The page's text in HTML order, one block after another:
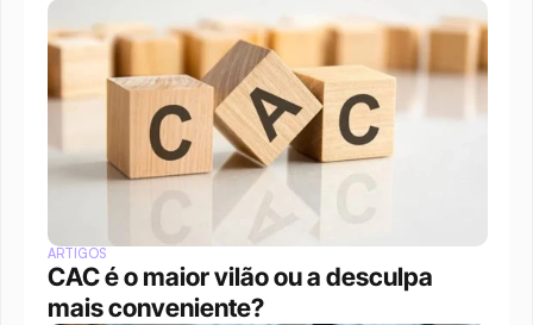
ARTIGOS
CAC é o maior vilão ou a desculpa
mais conveniente?